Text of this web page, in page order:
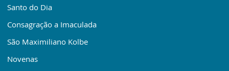
Santo do Dia
Consagração a Imaculada
São Maximiliano Kolbe
Novenas